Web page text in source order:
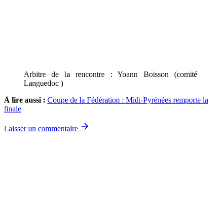
Arbitre de la rencontre : Yoann Boisson (comité
Languedoc )
À lire aussi : Coupe de la Fédération : Midi-Pyrénées remporte la
finale
Laisser un commentaire